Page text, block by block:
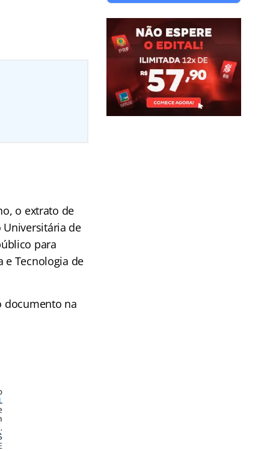
o extrato de
Universitária de
para
e Tecnologia de
documento na